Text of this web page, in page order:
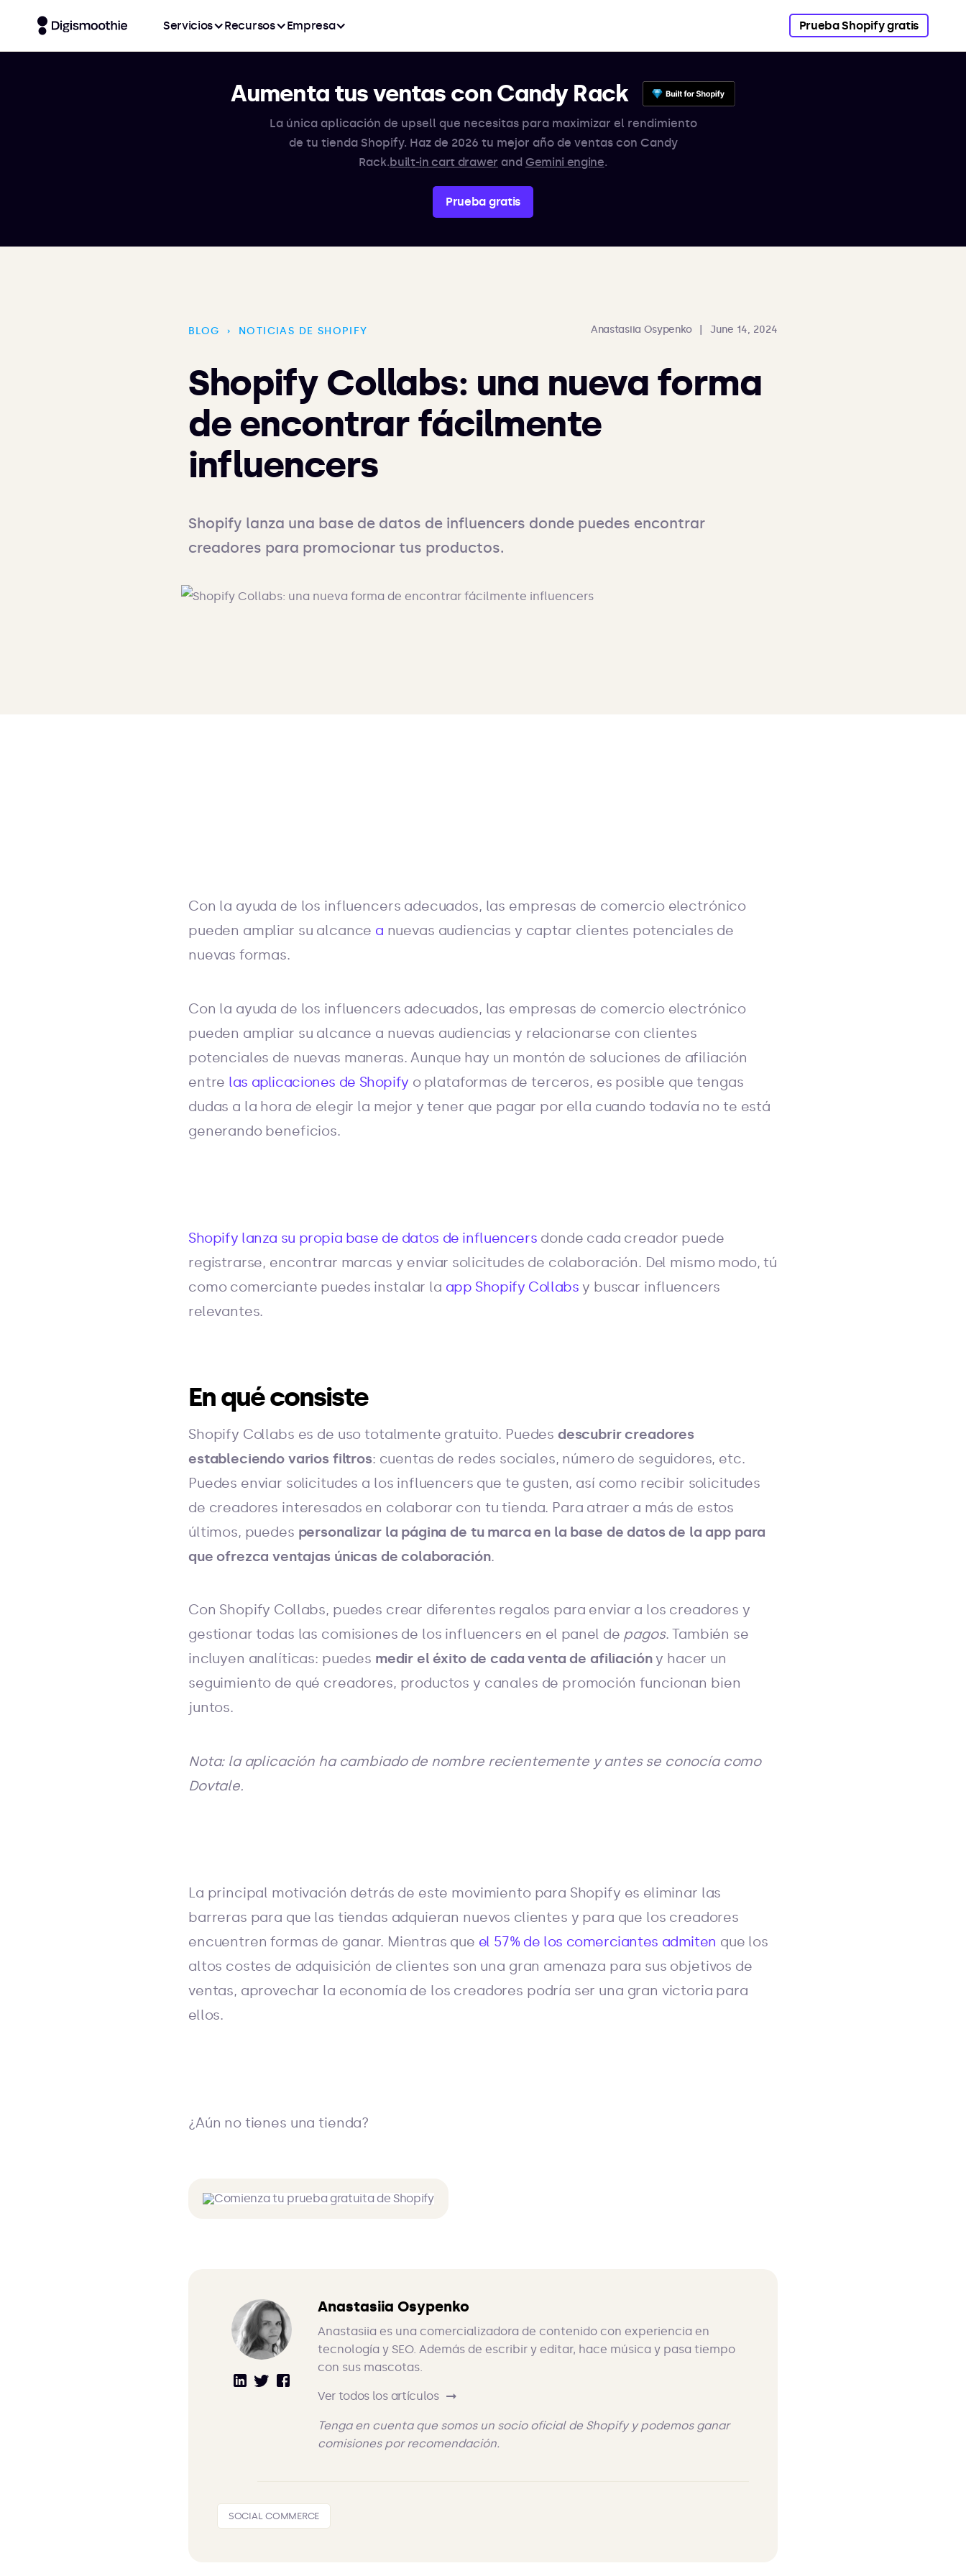
Servicios Recursos Empresa Prueba Shopify gratis
Aumenta tus ventas con Candy Rack
La única aplicación de upsell que necesitas para maximizar el rendimiento
de tu tienda Shopify. Haz de 2026 tu mejor año de ventas con Candy
Rack.built-in cart drawer and Gemini engine.
Prueba gratis
BLOG › NOTICIAS DE SHOPIFY Anastasiia Osypenko June 14, 2024
Shopify Collabs: una nueva forma
de encontrar fácilmente
influencers
Shopify lanza una base de datos de influencers donde puedes encontrar
creadores para promocionar tus productos.
Con la ayuda de los influencers adecuados, las empresas de comercio electrónico
pueden ampliar su alcance a nuevas audiencias y captar clientes potenciales de
nuevas formas.
Con la ayuda de los influencers adecuados, las empresas de comercio electrónico
pueden ampliar su alcance a nuevas audiencias y relacionarse con clientes
potenciales de nuevas maneras. Aunque hay un montón de soluciones de afiliación
entre las aplicaciones de Shopify o plataformas de terceros, es posible que tengas
dudas a la hora de elegir la mejor y tener que pagar por ella cuando todavía no te está
generando beneficios.
Shopify lanza su propia base de datos de influencers donde cada creador puede
registrarse, encontrar marcas y enviar solicitudes de colaboración. Del mismo modo, tú
como comerciante puedes instalar la app Shopify Collabs y buscar influencers
relevantes.
En qué consiste
Shopify Collabs es de uso totalmente gratuito. Puedes descubrir creadores
estableciendo varios filtros: cuentas de redes sociales, número de seguidores, etc.
Puedes enviar solicitudes a los influencers que te gusten, así como recibir solicitudes
de creadores interesados en colaborar con tu tienda. Para atraer a más de estos
últimos, puedes personalizar la página de tu marca en la base de datos de la app para
que ofrezca ventajas únicas de colaboración.
Con Shopify Collabs, puedes crear diferentes regalos para enviar a los creadores y
gestionar todas las comisiones de los influencers en el panel de pagos. También se
incluyen analíticas: puedes medir el éxito de cada venta de afiliacióny hacer un
seguimiento de qué creadores, productos y canales de promoción funcionan bien
juntos.
Nota: la aplicación ha cambiado de nombre recientemente y antes se conocía como
Dovtale.
La principal motivación detrás de este movimiento para Shopify es eliminar las
barreras para que las tiendas adquieran nuevos clientes y para que los creadores
encuentren formas de ganar. Mientras que el 57% de los comerciantes admiten que los
altos costes de adquisición de clientes son una gran amenaza para sus objetivos de
ventas, aprovechar la economía de los creadores podría ser una gran victoria para
ellos.
¿Aún no tienes una tienda?
Anastasiia Osypenko
Anastasiia es una comercializadora de contenido con experiencia en
tecnología y SEO. Además de escribir y editar, hace música y pasa tiempo
con sus mascotas.
Ver todos los artículos
Tenga en cuenta que somos un socio oficial de Shopify y podemos ganar
comisiones por recomendación.
SOCIAL COMMERCE